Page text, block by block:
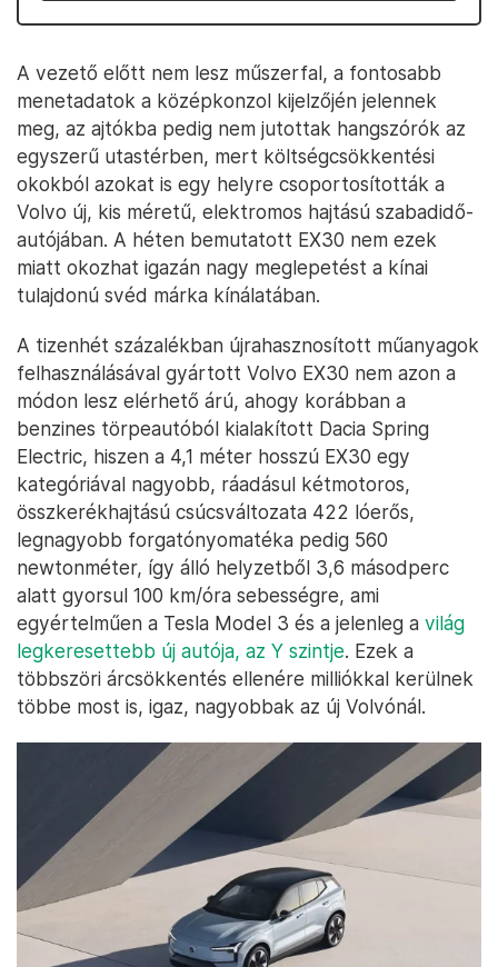
A vezető előtt nem lesz műszerfal, a fontosabb
menetadatok a középkonzol kijelzőjén jelennek
meg, az ajtókba pedig nem jutottak hangszórók az
egyszerű utastérben, mert költségcsökkentési
okokból azokat is egy helyre csoportosították a
Volvo új, kis méretű, elektromos hajtású szabadidő-
autójában. A héten bemutatott EX30 nem ezek
miatt okozhat igazán nagy meglepetést a kínai
tulajdonú svéd márka kínálatában.
A tizenhét százalékban újrahasznosított műanyagok
felhasználásával gyártott Volvo EX30 nem azon a
módon lesz elérhető árú, ahogy korábban a
benzines törpeautóból kialakított Dacia Spring
Electric, hiszen a 4,1 méter hosszú EX30 egy
kategóriával nagyobb, ráadásul kétmotoros,
összkerékhajtású csúcsváltozata 422 lóerős,
legnagyobb forgatónyomatéka pedig 560
newtonméter, így álló helyzetből 3,6 másodperc
alatt gyorsul 100 km/óra sebességre, ami
egyértelműen a Tesla Model 3 és a jelenleg a világ
legkeresettebb új autója, az Y szintje. Ezek a
többszöri árcsökkentés ellenére milliókkal kerülnek
többe most is, igaz, nagyobbak az új Volvónál.